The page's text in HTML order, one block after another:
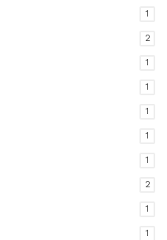
1
2
1
1
1
1
1
2
1
1